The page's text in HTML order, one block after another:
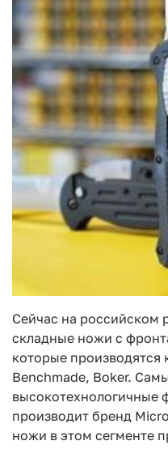
Сейчас на российском
складные ножи с
которые
Benchmade, Boker.
высокотехнологичные
производит бренд
ножи в этом сегменте